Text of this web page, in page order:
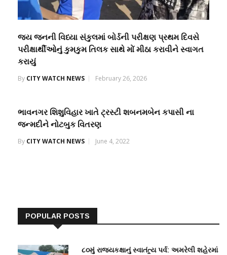
જય જનની વિધ્યા સંકુલમાં બોર્ડની પરીક્ષણ પ્રથમ દિવસે
પરીક્ષાર્થીઓનું કુમકુમ તિલક સાથે મોં મીઠા કરાવીને સ્વાગત
કરાયું
By CITY WATCH NEWS February 26, 2026
ભાવનગર શિશુવિહાર ખાતે ટ્રસ્ટી શબનમબેન કપાસી ના
જન્મદીને નોટબુક વિતરણ
By CITY WATCH NEWS June 4, 2022
POPULAR POSTS
૮૦મું રાજ્યકક્ષાનું સ્વાતંત્ર્ય પર્વ: અમરેલી શહેરમાં